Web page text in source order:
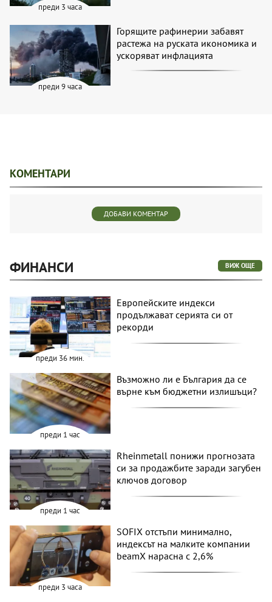
преди 3 часа
преди 9 часа
Горящите рафинерии забавят
растежа на руската икономика и
ускоряват инфлацията
КОМЕНТАРИ
ДОБАВИ КОМЕНТАР
ФИНАНСИ ВИЖ ОЩЕ
преди 36 мин.
Европейските индекси
продължават серията си от
рекорди
преди 1 час
Възможно ли е България да се
върне към бюджетни излишъци?
преди 1 час
Rheinmetall понижи прогнозата
си за продажбите заради загубен
ключов договор
преди 3 часа
SOFIX отстъпи минимално,
индексът на малките компании
beamX нарасна с 2,6%